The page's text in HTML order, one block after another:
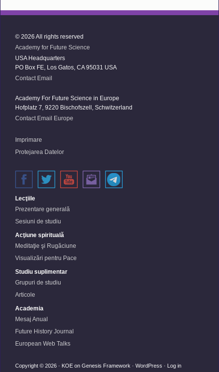
© 2026 All rights reserved
Academy for Future Science
USA Headquarters
PO Box FE, Los Gatos, CA 95031 USA
Contact Email
Academy For Future Science in Europe
Hofplatz 7, 9220 Bischofszell, Schwitzerland
Contact Email Europe
Imprimare
Protejarea Datelor
Lecţiile
Prezentare generală
Sesiuni de studiu
Acţiune spirituală
Meditaţie şi Rugăciune
Visualizări pentru Pace
Studiu suplimentar
Grupuri de studiu
Articole
Academia
Mesaj Anual
Future History Journal
European Web Talks
Copyright © 2026 · KOE on Genesis Framework · WordPress · Log in